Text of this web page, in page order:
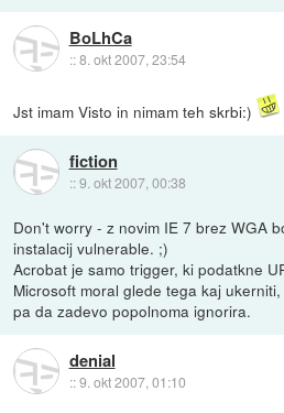
BoLhCa
::8. okt 2007, 23:54
Jst imam Visto in nimam teh skrbi:)
fiction
::9. okt 2007, 00:38
Don't worry - z novim IE 7 brez WGA
instalacij vulnerable. ;)
Acrobat je samo trigger, ki podatkne
Microsoft moral glede tega kaj ukerniti,
pa da zadevo popolnoma ignorira.
denial
::9. okt 2007, 01:10